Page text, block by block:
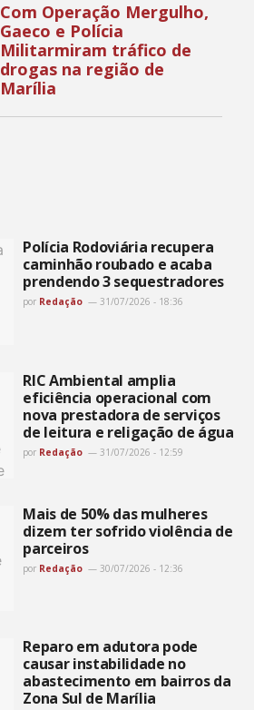
Com Operação Mergulho,
Gaeco e Polícia
Militarmiram tráfico de
drogas na região de
Marília
Polícia Rodoviária recupera
caminhão roubado e acaba
prendendo 3 sequestradores
por Redação 31/07/2026 - 18:36
RIC Ambiental amplia
eficiência operacional com
nova prestadora de serviços
de leitura e religação de água
por Redação 31/07/2026 - 12:59
Mais de 50% das mulheres
dizem ter sofrido violência de
parceiros
por Redação 30/07/2026 - 12:36
Reparo em adutora pode
causar instabilidade no
abastecimento em bairros da
Zona Sul de Marília